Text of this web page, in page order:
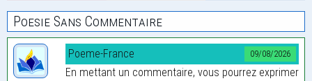
Poesie Sans Commentaire
09/08/2026
Poeme-France
En mettant un commentaire, vous pourrez exprimer